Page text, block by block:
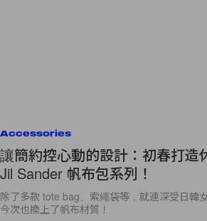
Accessories
讓簡約控心動的設計：初春打造
Jil Sander 帆布包系列！
除了多款 tote bag、索繩袋等，就連深受日韓
今次也換上了帆布材質！